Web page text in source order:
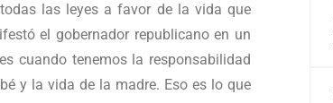
las leyes a favor de la vida que
el gobernador republicano en un
cuando tenemos la responsabilidad
y la vida de la madre. Eso es lo que